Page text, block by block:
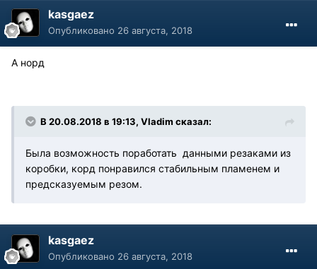
kasgaez
Опубликовано 26 августа, 2018
А норд
В 20.08.2018 в 19:13, Vladim сказал:
Была возможность поработать данными резаками из
коробки, корд понравился стабильным пламенем и
предсказуемым резом.
kasgaez
Опубликовано 26 августа, 2018